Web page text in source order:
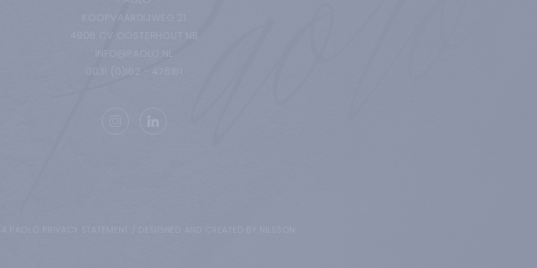
KOOPVAARDIJWEG
4906 CV
OOSTERHOUT NB
INFO@PAOLO.NL
0031 (0)162 - 476161
PRIVACY STATEMENT DESIGNED AND CREATED BY NILSSON